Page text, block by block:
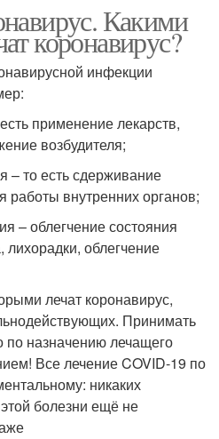
Какими
коронавирус?
инфекции
применение лекарств,
возбудителя;
– то есть сдерживание
внутренних органов;
– облегчение состояния
облегчение
лечат коронавирус,
Принимать
по назначению лечащего
Все лечение COVID-19 по
никаких
болезни ещё не